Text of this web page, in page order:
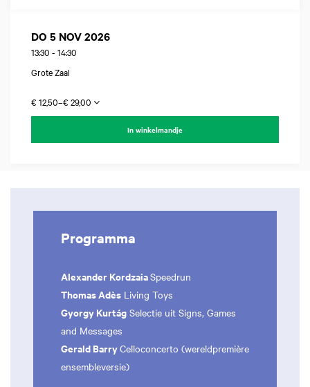
DO 5 NOV 2026
13:30 - 14:30
Grote Zaal
€ 12,50–€ 29,00
In winkelmandje
Programma
Alexander KordzaiaSpeedrun
Thomas Adès Living Toys
Gyorgy Kurtág Selectie uit Signs, Games
and Messages
Gerald BarryCelloconcerto (wereldpremière
ensembleversie)